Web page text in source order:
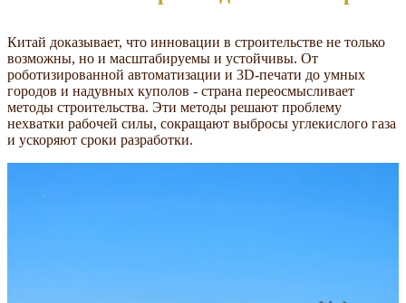
Китай доказывает, что инновации в строительстве не только
возможны, но и масштабируемы и устойчивы. От
роботизированной автоматизации и 3D-печати до умных
городов и надувных куполов - страна переосмысливает
методы строительства. Эти методы решают проблему
нехватки рабочей силы, сокращают выбросы углекислого газа
и ускоряют сроки разработки.